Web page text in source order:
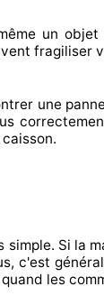
un objet
fragiliser
une
simple. Si la
c'est
quand les